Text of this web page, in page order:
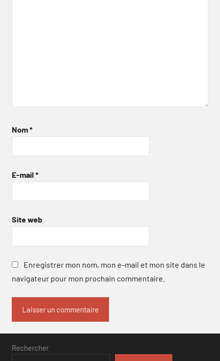
Nom*
E-mail *
Site web
Enregistrer mon nom, mon e-mail et mon site dans le
navigateur pour mon prochain commentaire.
Rechercher